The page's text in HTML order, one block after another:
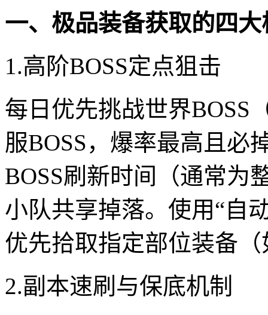
一、极品装备获取的四
1.高阶BOSS定点狙击
每日优先挑战世界BOSS
服BOSS，爆率最高且必
BOSS刷新时间（通常为
小队共享掉落。使用“自
优先拾取指定部位装备
2.副本速刷与保底机制